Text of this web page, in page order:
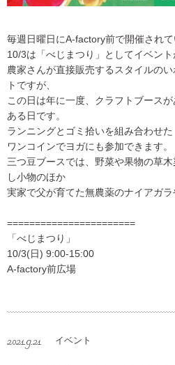
毎週日曜日にA-factory前で開催されて
10/3は「べじまつり」としてイベント
農家さんが直接販売するスタイルの
トですが、
この日は年に一度、クラフトブース
ある日です。
ランニングとゴミ拾いを組み合わせ
ワンコインでヨガにも参加できます。
三つ豆ブースでは、野菜や果物の草
し小物のほか
実家で父が育てた無農薬のナイアガラ
=======================
「べじまつり」
10/3(日) 9:00-15:00
A-factory前広場
2021.9.21 イベント